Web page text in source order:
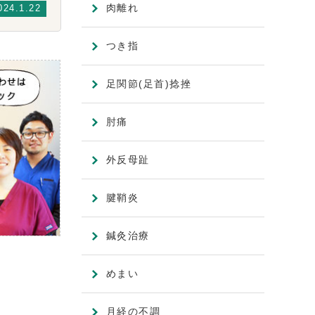
肉離れ
つき指
足関節(足首)捻挫
肘痛
外反母趾
腱鞘炎
鍼灸治療
めまい
月経の不調